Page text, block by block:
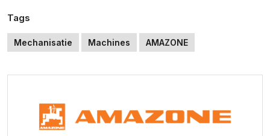
Tags
Mechanisatie Machines AMAZONE